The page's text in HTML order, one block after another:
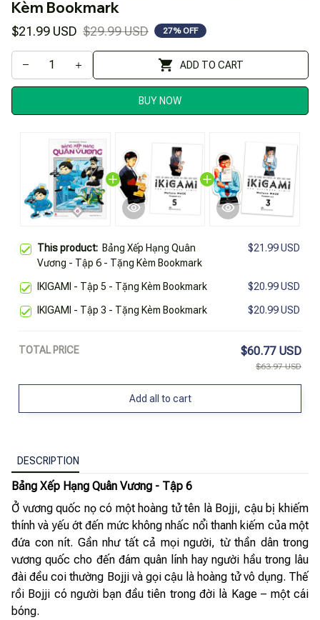
Kèm Bookmark
$21.99 USD $29.99 USD 27% OFF
ADD TO CART
BUY NOW
This product: Bảng Xếp Hạng Quân
Vương - Tập 6 - Tặng Kèm Bookmark
$21.99 USD
IKIGAMI - Tập 5 - Tặng Kèm Bookmark $20.99 USD
IKIGAMI - Tập 3 - Tặng Kèm Bookmark $20.99 USD
TOTAL PRICE $60.77 USD
$63.97 USD
Add all to cart
DESCRIPTION
Bảng Xếp Hạng Quân Vương - Tập 6
Ở vương quốc nọ có một hoàng tử tên là Bojji, cậu bị khiếm
thính và yếu ớt đến mức không nhấc nổi thanh kiếm của một
đứa con nít. Gần như tất cả mọi người, từ thần dân trong
vương quốc cho đến đám quân lính hay người hầu trong lâu
đài đều coi thường Bojji và gọi cậu là hoàng tử vô dụng. Thế
rồi Bojji có người bạn đầu tiên trong đời là Kage – một cái
bóng.